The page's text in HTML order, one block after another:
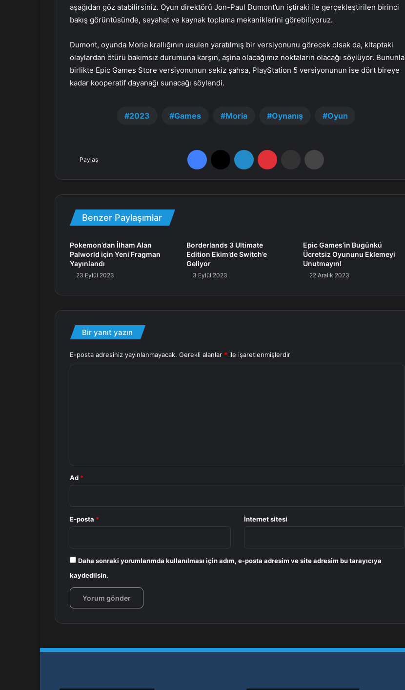
aşağıdan göz atabilirsiniz. Oyun direktörü Jon-Paul Dumont’un iştiraki ile gerçekleştirilen birinci
bakış görüntüsünde, seyahat ve kaynak toplama mekaniklerini görebiliyoruz.
Dumont, oyunda Moria krallığının usulen yaratılmış bir versiyonunu görecek olsak da, kitaptaki
olaylardan ötürü bakımsız durumuna karşın, aşina olacağımız noktaların olacağı söylüyor. Bununla
birlikte Epic Games Store versiyonunun sekiz şahsa, PlayStation 5 versiyonunun ise dört bireye
kadar kooperatif dayanağı sunacağı söylendi.
2023 Games Moria Oynanış Oyun
Paylaş
Benzer Paylaşımlar
Pokemon’dan İlham Alan
Palworld için Yeni Fragman
Yayınlandı
23 Eylül 2023
Borderlands 3 Ultimate
Edition Ekim’de Switch’e
Geliyor
3 Eylül 2023
Epic Games’in Bugünkü
Ücretsiz Oyununu Eklemeyi
Unutmayın!
22 Aralık 2023
Bir yanıt yazın
E-posta adresiniz yayınlanmayacak. Gerekli alanlar * ile işaretlenmişlerdir
Ad *
E-posta * İnternet sitesi
Daha sonraki yorumlarımda kullanılması için adım, e-posta adresim ve site adresim bu tarayıcıya
kaydedilsin.